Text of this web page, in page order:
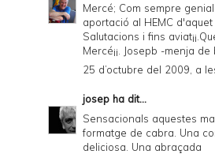
Mercé; Com sempre
aportació al HEMC d'aquet
Salutacions i fins
Mercé¡¡. Josepb -menja
25 d’octubre del 2009, a
josep ha dit...
Sensacionals aquestes
formatge de cabra. Una
deliciosa. Una abraçada